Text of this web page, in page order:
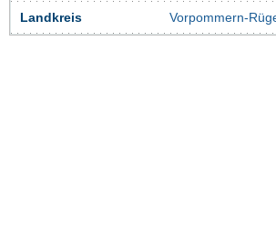
Landkreis Vorpommern-